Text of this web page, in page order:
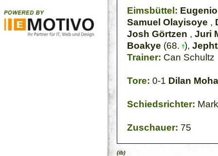
Eimsbüttel:
Samuel Olayisoye ,
Josh Görtzen , Juri
Boakye (68. ),
Trainer: Can Schultz
Tore: 0-1 Dilan
Schiedsrichter:
Zuschauer: 75
(ib)